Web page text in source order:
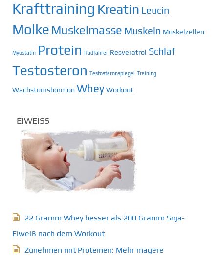
Krafttraining Kreatin Leucin
Molke Muskelmasse Muskeln Muskelzellen
Myostatin Protein Radfahrer Resveratrol Schlaf
Testosteron Testosteronspiegel Training
Wachstumshormon Whey Workout
EIWEISS
22 Gramm Whey besser als 200 Gramm Soja-
Eiweiß nach dem Workout
Zunehmen mit Proteinen: Mehr magere